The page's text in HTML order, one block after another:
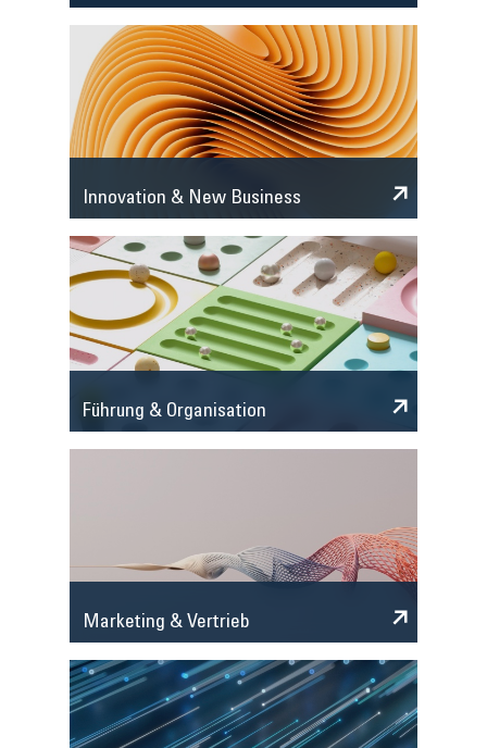
Innovation & New Business
Führung & Organisation
Marketing & Vertrieb